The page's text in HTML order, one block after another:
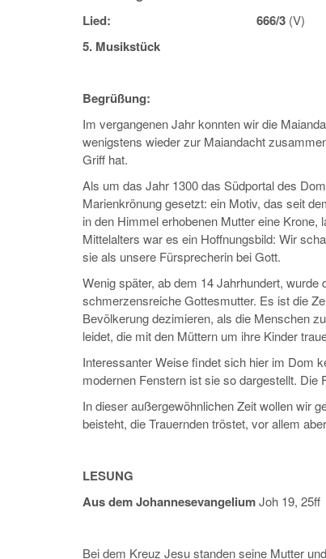
Lied: 666/3 (V)
5. Musikstück
Begrüßung:
Im vergangenen Jahr konnten wir die
wenigstens wieder zur Maiandacht
Griff hat.
Als um das Jahr 1300 das Südportal des
Marienkrönung gesetzt: ein Motiv, das seit
in den Himmel erhobenen Mutter eine Krone,
Mittelalters war es ein Hoffnungsbild: Wir
sie als unsere Fürsprecherin bei Gott.
Wenig später, ab dem 14 Jahrhundert, wurde
schmerzensreiche Gottesmutter. Es ist die
Bevölkerung dezimieren, als die Menschen
leidet, die mit den Müttern um ihre Kinder
Interessanter Weise findet sich hier im Dom
modernen Fenstern ist sie so dargestellt. Die
In dieser außergewöhnlichen Zeit wollen wir
beisteht, die Trauernden tröstet, vor allem
LESUNG
Aus dem JohannesevangeliumJoh 19, 25ff
Bei dem Kreuz Jesu standen seine Mutter